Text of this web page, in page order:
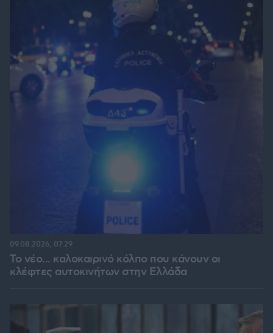
Το νέο... καλοκαιρινό κόλπο που κάνουν οι
κλέφτες αυτοκινήτων στην Ελλάδα
09.08.2026, 07:29